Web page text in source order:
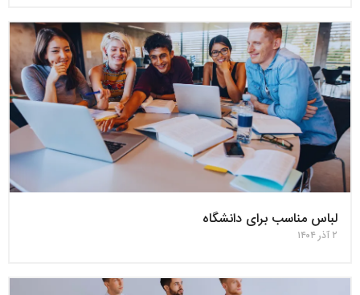
لباس مناسب برای دانشگاه
۲ آذر ۱۴۰۴